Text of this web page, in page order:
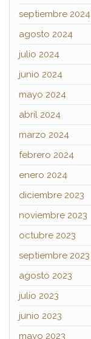
septiembre 2024
agosto 2024
julio 2024
junio 2024
mayo 2024
abril 2024
marzo 2024
febrero 2024
enero 2024
diciembre 2023
noviembre 2023
octubre 2023
septiembre 2023
agosto 2023
julio 2023
junio 2023
mayo 2023